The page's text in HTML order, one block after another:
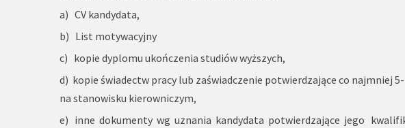
a) CV kandydata,
b) List motywacyjny
c) kopie dyplomu ukończenia studiów wyższych,
d) kopie świadectw pracy lub zaświadczenie potwierdzające co najmniej
na stanowisku kierowniczym,
e) inne dokumenty wg uznania kandydata potwierdzające jego